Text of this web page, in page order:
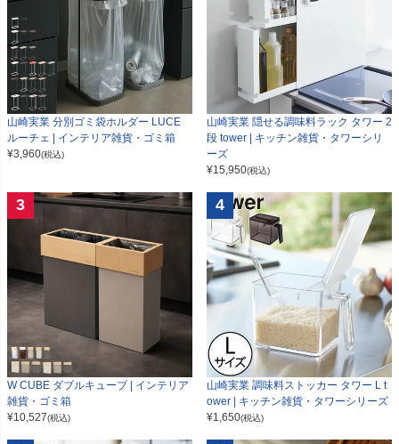
山崎実業 分別ゴミ袋ホルダー LUCE
ルーチェ | インテリア雑貨・ゴミ箱
¥3,960(税込)
山崎実業 隠せる調味料ラック タワー 2
段 tower | キッチン雑貨・タワーシリ
ーズ
¥15,950(税込)
3
W CUBE ダブルキューブ | インテリア
雑貨・ゴミ箱
¥10,527(税込)
4
山崎実業 調味料ストッカー タワー L t
ower | キッチン雑貨・タワーシリーズ
¥1,650(税込)